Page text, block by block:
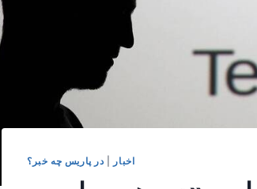
اخبار در پاریس چه خبر؟